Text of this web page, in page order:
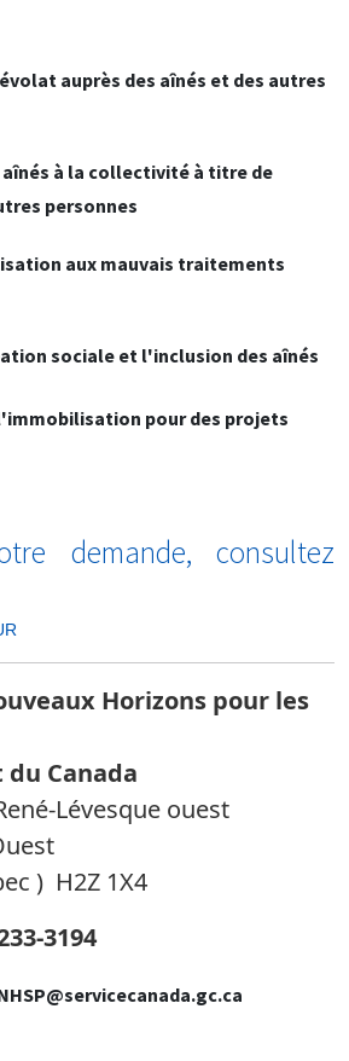
auprès des aînés et des autres
à la collectivité à titre de
personnes
aux mauvais traitements
sociale et l'inclusion des aînés
pour des projets
demande, consultez
Horizons pour les
Canada
Lévesque ouest
) H2Z 1X4
3194